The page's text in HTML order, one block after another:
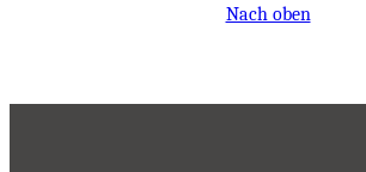
Nach oben